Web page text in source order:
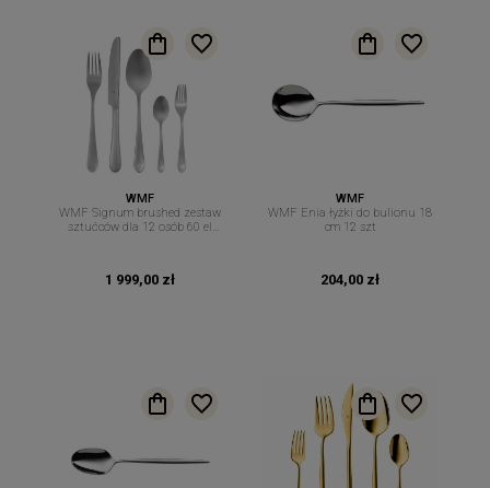
WMF
WMF Signum brushed zestaw
sztućców dla 12 osób 60 el
1 999,00 zł
WMF
WMF Enia łyżki do bulionu 18
cm 12 szt
204,00 zł